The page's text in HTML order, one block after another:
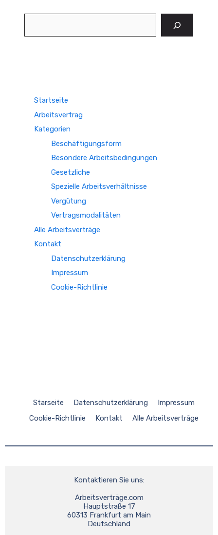
Startseite
Arbeitsvertrag
Kategorien
Beschäftigungsform
Besondere Arbeitsbedingungen
Gesetzliche
Spezielle Arbeitsverhältnisse
Vergütung
Vertragsmodalitäten
Alle Arbeitsverträge
Kontakt
Datenschutzerklärung
Impressum
Cookie-Richtlinie
Starseite Datenschutzerklärung
Impressum
Cookie-Richtlinie
Kontakt Alle Arbeitsverträge
Kontaktieren Sie uns:
Arbeitsverträge.com
Hauptstraße 17
60313 Frankfurt am Main
Deutschland